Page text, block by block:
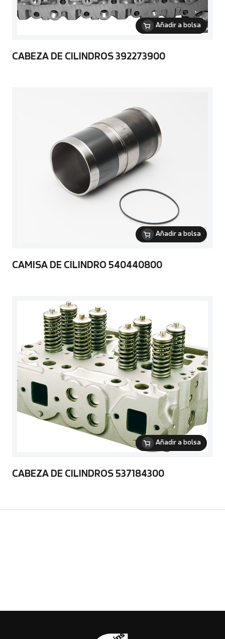
Añadir a bolsa
CABEZA DE CILINDROS 392273900
Añadir a bolsa
CAMISA DE CILINDRO 540440800
Añadir a bolsa
CABEZA DE CILINDROS 537184300